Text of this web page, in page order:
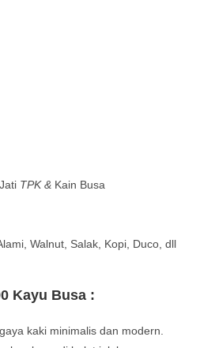
TPK & Kain Busa
Walnut, Salak, Kopi, Duco, dll
Kayu Busa :
kaki minimalis dan modern.